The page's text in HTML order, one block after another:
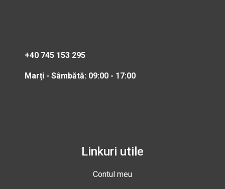
+40 745 153 295
Marți - Sâmbătă: 09:00 - 17:00
Linkuri utile
Contul meu